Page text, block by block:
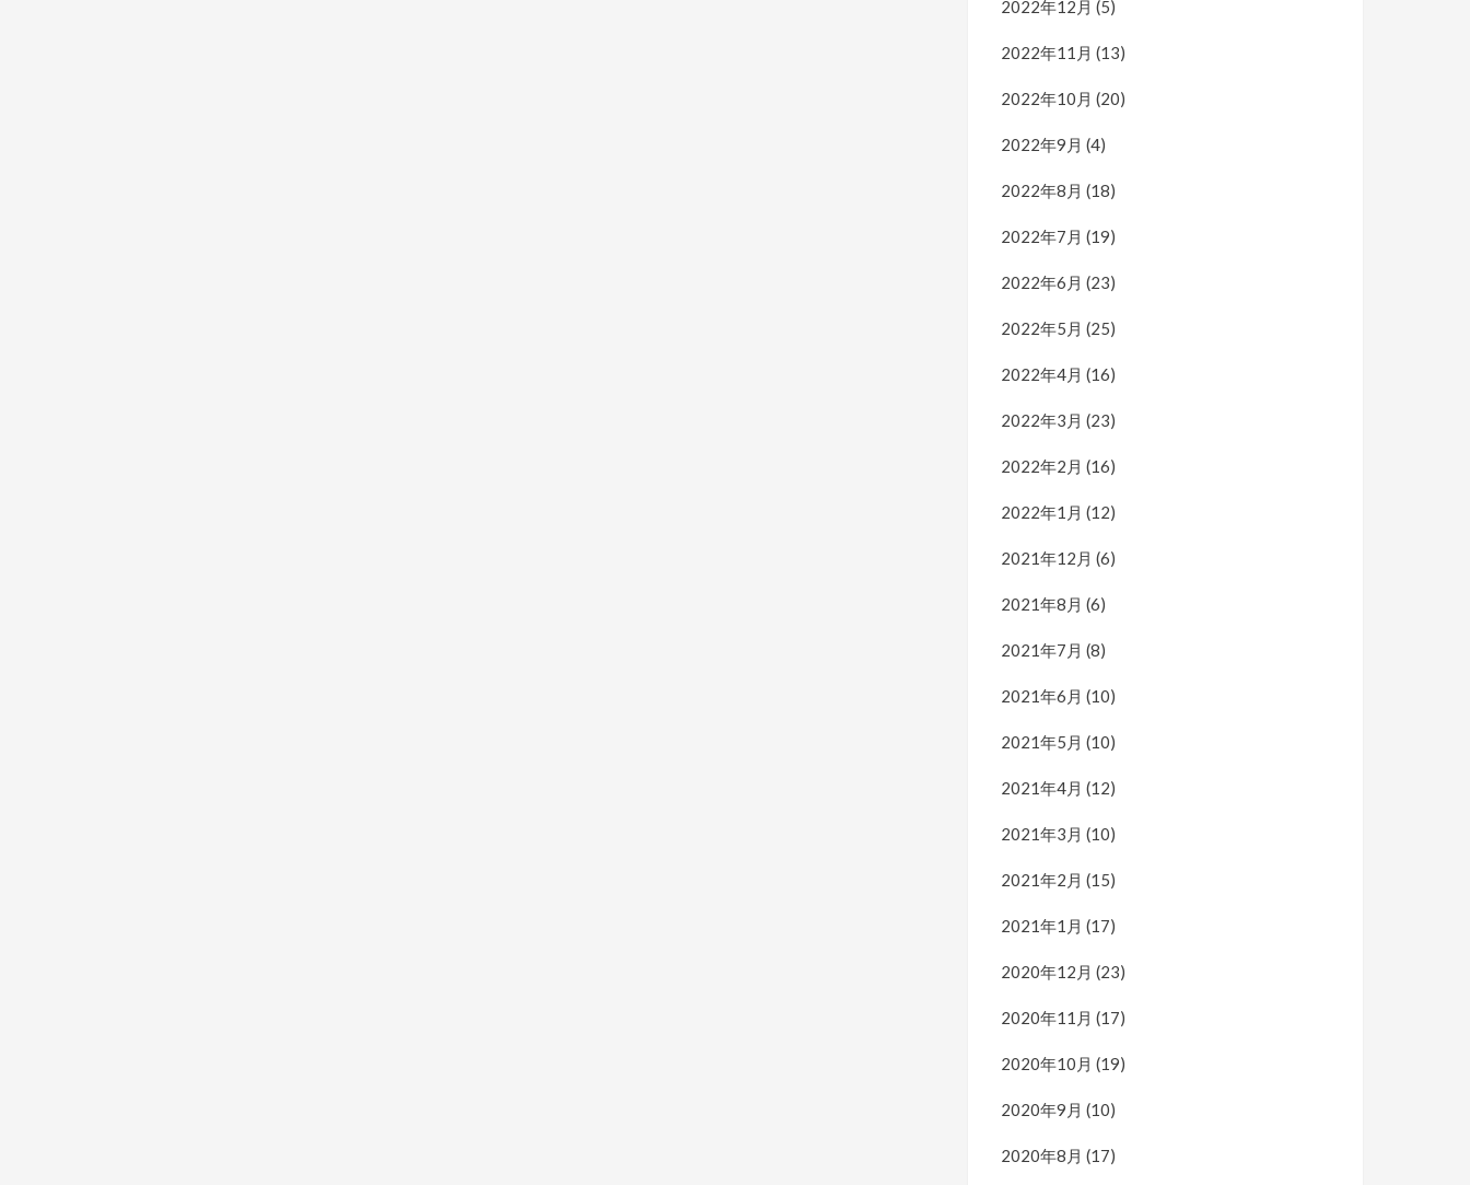
2022年12月 (5)
2022年11月 (13)
2022年10月 (20)
2022年9月 (4)
2022年8月 (18)
2022年7月 (19)
2022年6月 (23)
2022年5月 (25)
2022年4月 (16)
2022年3月 (23)
2022年2月 (16)
2022年1月 (12)
2021年12月 (6)
2021年8月 (6)
2021年7月 (8)
2021年6月 (10)
2021年5月 (10)
2021年4月 (12)
2021年3月 (10)
2021年2月 (15)
2021年1月 (17)
2020年12月 (23)
2020年11月 (17)
2020年10月 (19)
2020年9月 (10)
2020年8月 (17)